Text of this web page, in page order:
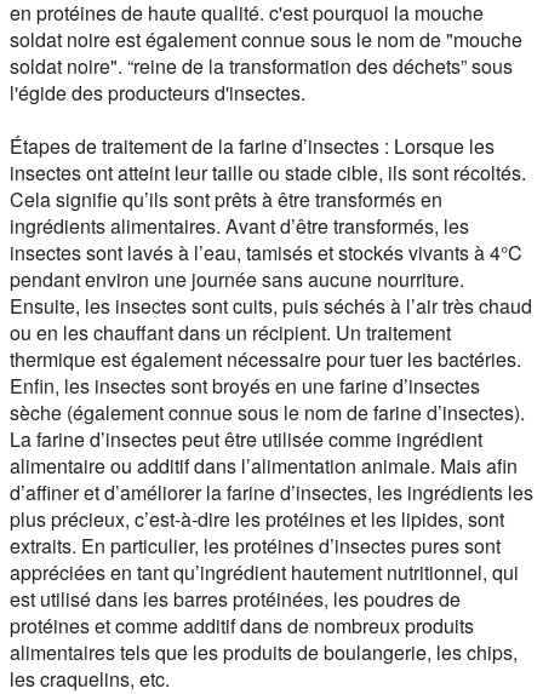
en protéines de haute qualité. c'est pourquoi la mouche
soldat noire est également connue sous le nom de "mouche
soldat noire". “reine de la transformation des déchets” sous
l'égide des producteurs d'insectes.
Étapes de traitement de la farine d’insectes : Lorsque les
insectes ont atteint leur taille ou stade cible, ils sont récoltés.
Cela signifie qu’ils sont prêts à être transformés en
ingrédients alimentaires. Avant d’être transformés, les
insectes sont lavés à l’eau, tamisés et stockés vivants à 4°C
pendant environ une journée sans aucune nourriture.
Ensuite, les insectes sont cuits, puis séchés à l’air très chaud
ou en les chauffant dans un récipient. Un traitement
thermique est également nécessaire pour tuer les bactéries.
Enfin, les insectes sont broyés en une farine d’insectes
sèche (également connue sous le nom de farine d’insectes).
La farine d’insectes peut être utilisée comme ingrédient
alimentaire ou additif dans l’alimentation animale. Mais afin
d’affiner et d’améliorer la farine d’insectes, les ingrédients les
plus précieux, c’est-à-dire les protéines et les lipides, sont
extraits. En particulier, les protéines d’insectes pures sont
appréciées en tant qu’ingrédient hautement nutritionnel, qui
est utilisé dans les barres protéinées, les poudres de
protéines et comme additif dans de nombreux produits
alimentaires tels que les produits de boulangerie, les chips,
les craquelins, etc.